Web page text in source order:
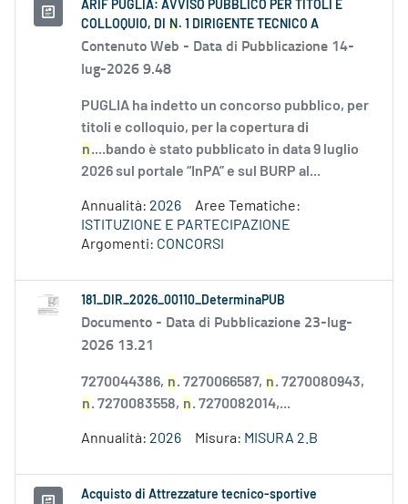
ARIF PUGLIA: AVVISO PUBBLICO PER TITOLI E
COLLOQUIO, DI
N . 1 DIRIGENTE TECNICO A
Contenuto Web - Data di Pubblicazione 14-
lug-2026 9.48
PUGLIA ha indetto un concorso pubblico, per
titoli e colloquio, per la copertura di
n....bando è stato pubblicato in data 9 luglio
2026 sul portale “InPA” e sul BURP al...
Annualità: 2026
Aree Tematiche:
ISTITUZIONE E PARTECIPAZIONE
Argomenti: CONCORSI
181_DIR_2026_00110_DeterminaPUB
Documento - Data di Pubblicazione 23-lug-
2026 13.21
7270044386, n. 7270066587, n. 7270080943,
n. 7270083558, n. 7270082014,...
Annualità: 2026 Misura: MISURA 2.B
Acquisto di Attrezzature tecnico-sportive